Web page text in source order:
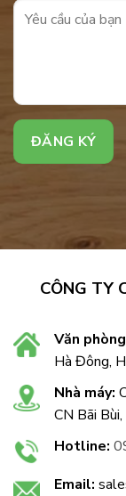
CÔNG TY
Văn
Hà Đông,
Nhà máy:
CN Bãi
Hotline:
Email: